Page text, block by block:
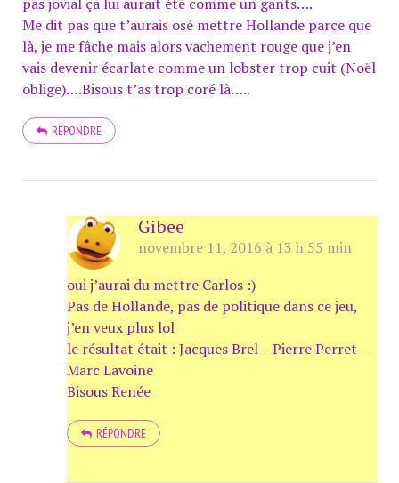
Me dit pas que t’aurais osé mettre Hollande parce que
là, je me fâche mais alors vachement rouge que j’en
vais devenir écarlate comme un lobster trop cuit (Noël
oblige)….Bisous t’as trop coré là…..
RÉPONDRE
Gibee
novembre 11, 2016 à 13 h 55 min
oui j’aurai du mettre Carlos :)
Pas de Hollande, pas de politique dans ce jeu,
j’en veux plus lol
le résultat était : Jacques Brel – Pierre Perret –
Marc Lavoine
Bisous Renée
RÉPONDRE